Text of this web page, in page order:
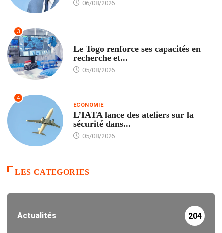
06/08/2026
3
Le Togo renforce ses capacités en
recherche et...
05/08/2026
4
ECONOMIE
L’IATA lance des ateliers sur la
sécurité dans...
05/08/2026
LES CATEGORIES
Actualités 204